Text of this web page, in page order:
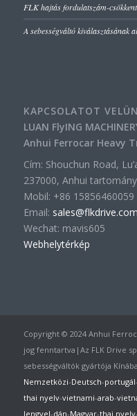
FLK hajtás fordulatszám-
A sebességváltó kiválasztásának
KAPCSOLATOT
LUAN FlyING
Anhui Ferrocar Heavy
Cím: Shouchun Road,
237000, Anhui
Mobil: +86 15856460059
Email: sales@flkdrive.com
Wechat: mavis605
Webhelytérkép
Copyright © 2024 Anhui
jog fenntartva|Az FLK Drive
sebességváltók gyártója
Nemzetközi-Deutsch-portugál-
thai nyelv-vietnami-arab-
lengyel-dán-Magyar-thai nyelv-